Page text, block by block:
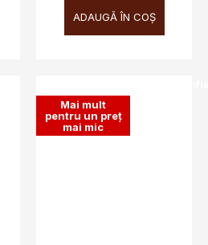
ADAUGĂ ÎN COŞ
Mai mult
pentru un preț
mai mic